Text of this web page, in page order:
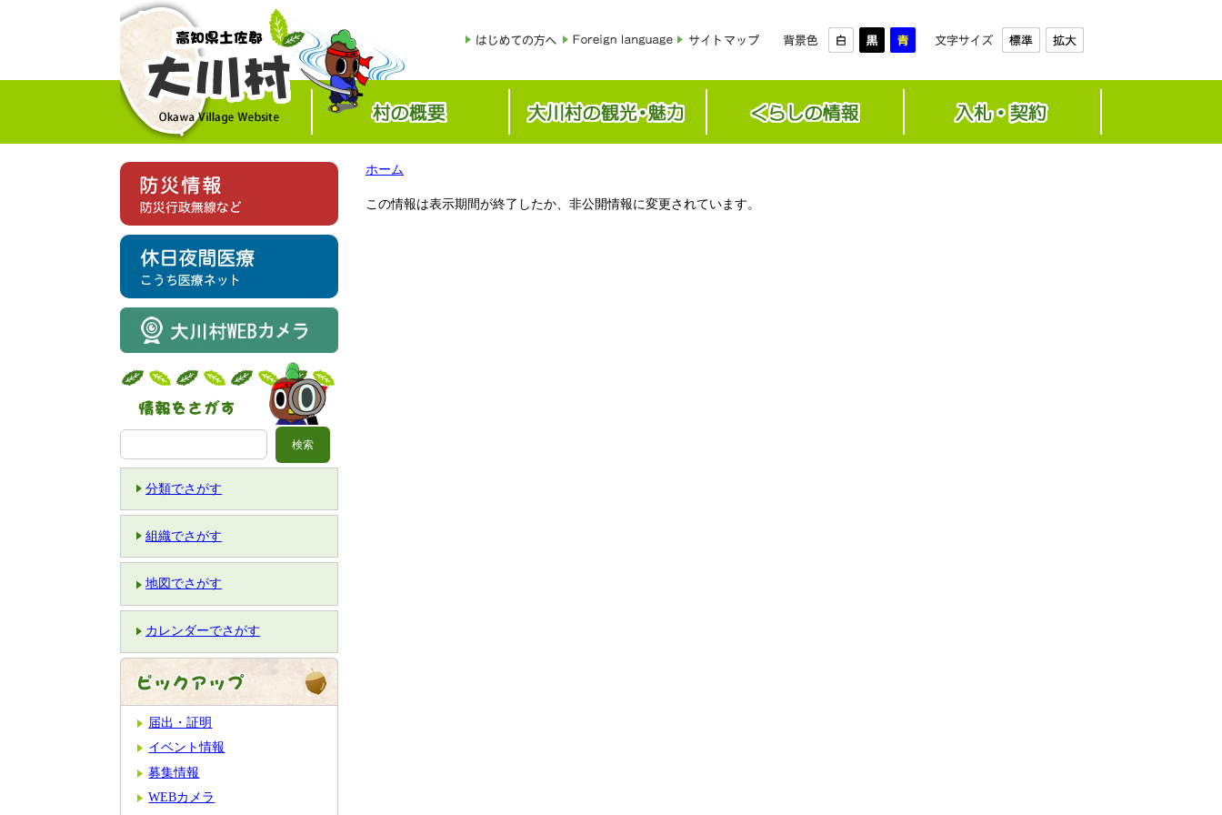
分類でさがす
組織でさがす
地図でさがす
カレンダーでさがす
届出・証明
イベント情報
募集情報
WEBカメラ
ホーム
この情報は表示期間が終了したか、非公開情報に変更されています。